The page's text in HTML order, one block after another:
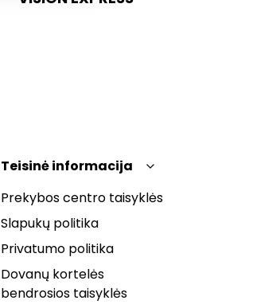
Teisinė informacija
Prekybos centro taisyklės
Slapukų politika
Privatumo politika
Dovanų kortelės
bendrosios taisyklės